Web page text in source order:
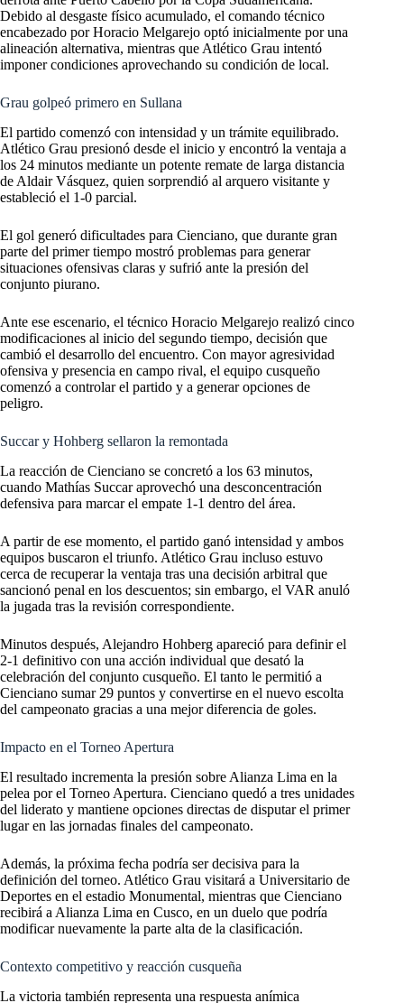
Debido al desgaste físico acumulado, el comando técnico
encabezado por Horacio Melgarejo optó inicialmente por una
alineación alternativa, mientras que Atlético Grau intentó
imponer condiciones aprovechando su condición de local.
Grau golpeó primero en Sullana
El partido comenzó con intensidad y un trámite equilibrado.
Atlético Grau presionó desde el inicio y encontró la ventaja a
los 24 minutos mediante un potente remate de larga distancia
de Aldair Vásquez, quien sorprendió al arquero visitante y
estableció el 1-0 parcial.
El gol generó dificultades para Cienciano, que durante gran
parte del primer tiempo mostró problemas para generar
situaciones ofensivas claras y sufrió ante la presión del
conjunto piurano.
Ante ese escenario, el técnico Horacio Melgarejo realizó cinco
modificaciones al inicio del segundo tiempo, decisión que
cambió el desarrollo del encuentro. Con mayor agresividad
ofensiva y presencia en campo rival, el equipo cusqueño
comenzó a controlar el partido y a generar opciones de
peligro.
Succar y Hohberg sellaron la remontada
La reacción de Cienciano se concretó a los 63 minutos,
cuando Mathías Succar aprovechó una desconcentración
defensiva para marcar el empate 1-1 dentro del área.
A partir de ese momento, el partido ganó intensidad y ambos
equipos buscaron el triunfo. Atlético Grau incluso estuvo
cerca de recuperar la ventaja tras una decisión arbitral que
sancionó penal en los descuentos; sin embargo, el VAR anuló
la jugada tras la revisión correspondiente.
Minutos después, Alejandro Hohberg apareció para definir el
2-1 definitivo con una acción individual que desató la
celebración del conjunto cusqueño. El tanto le permitió a
Cienciano sumar 29 puntos y convertirse en el nuevo escolta
del campeonato gracias a una mejor diferencia de goles.
Impacto en el Torneo Apertura
El resultado incrementa la presión sobre Alianza Lima en la
pelea por el Torneo Apertura. Cienciano quedó a tres unidades
del liderato y mantiene opciones directas de disputar el primer
lugar en las jornadas finales del campeonato.
Además, la próxima fecha podría ser decisiva para la
definición del torneo. Atlético Grau visitará a Universitario de
Deportes en el estadio Monumental, mientras que Cienciano
recibirá a Alianza Lima en Cusco, en un duelo que podría
modificar nuevamente la parte alta de la clasificación.
Contexto competitivo y reacción cusqueña
La victoria también representa una respuesta anímica